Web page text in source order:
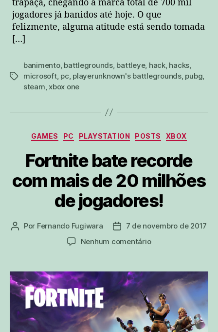
trapaça, chegando a marca total de 700 mil
jogadores já banidos até hoje. O que
felizmente, alguma atitude está sendo tomada
[…]
tags
banimento, battlegrounds, battleye, hack, hacks,
microsoft, pc, playerunknown's battlegrounds, pubg,
steam, xbox one
Categorias
GAMES PC PLAYSTATION POSTS XBOX
Fortnite bate recorde
com mais de 20 milhões
de jogadores!
Autor
Por Fernando Fugiwara
Data7 de novembro de 2017
Nenhum comentárioem
recorde
com
mais
de
20
milhões